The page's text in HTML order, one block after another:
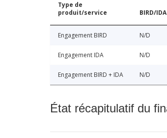
Type de
produit/service
BIRD/IDA
Engagement BIRD N/D
Engagement IDA N/D
Engagement BIRD + IDA N/D
État récapitulatif du